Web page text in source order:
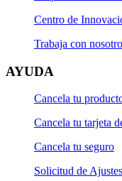
Centro de
Trabaja con
AYUDA
Cancela tu
Cancela tu tarjeta
Cancela tu seguro
Solicitud de